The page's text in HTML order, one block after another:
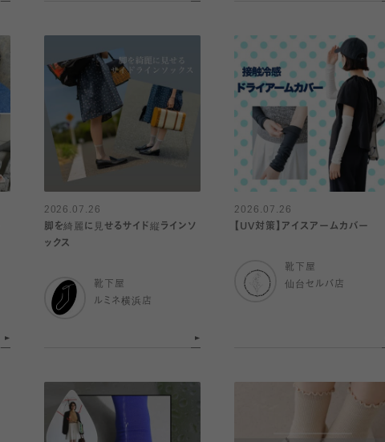
2026.07.26
脚を綺麗に見せるサイド縦ラインソ
ックス
靴下屋
ルミネ横浜店
2026.07.26
【UV対策】アイスアームカバー
靴下屋
仙台セルバ店